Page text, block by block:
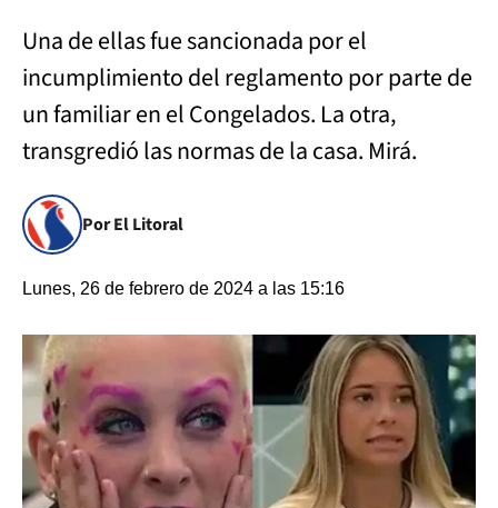
Una de ellas fue sancionada por el
incumplimiento del reglamento por parte de
un familiar en el Congelados. La otra,
transgredió las normas de la casa. Mirá.
Por El Litoral
Lunes, 26 de febrero de 2024 a las 15:16